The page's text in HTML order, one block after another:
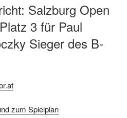
Salzburg Open
3 für Paul
Sieger des B-
zum Spielplan